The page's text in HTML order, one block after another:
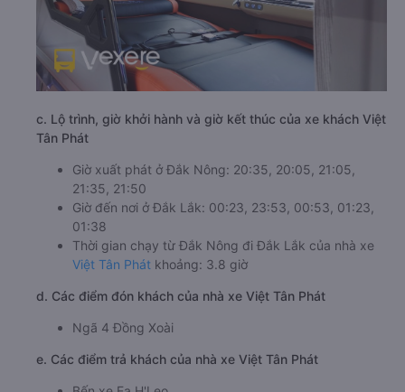
c. Lộ trình, giờ khởi hành và giờ kết thúc của xe khách Việt
Tân Phát
Giờ xuất phát ở Đắk Nông: 20:35, 20:05, 21:05,
21:35, 21:50
Giờ đến nơi ở Đắk Lắk: 00:23, 23:53, 00:53, 01:23,
01:38
Thời gian chạy từ Đắk Nông đi Đắk Lắk của nhà xe
Việt Tân Phát khoảng: 3.8 giờ
d. Các điểm đón khách của nhà xe Việt Tân Phát
Ngã 4 Đồng Xoài
e. Các điểm trả khách của nhà xe Việt Tân Phát